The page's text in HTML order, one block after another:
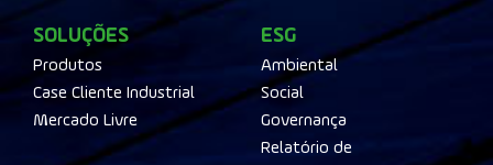
SOLUÇÕES
Produtos
Case Cliente Industrial
Mercado Livre
ESG
Ambiental
Social
Governança
Relatório de